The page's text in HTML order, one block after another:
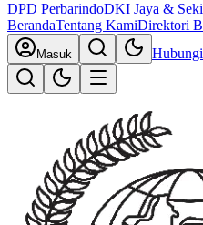
DPD PerbarindoDKI Jaya &
BerandaTentang KamiDirektori
Masuk